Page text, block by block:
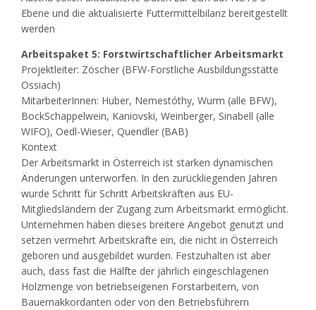
Ebene und die aktualisierte Futtermittelbilanz bereitgestellt
werden
Arbeitspaket 5: Forstwirtschaftlicher Arbeitsmarkt
Projektleiter: Zöscher (BFW-Forstliche Ausbildungsstätte
Ossiach)
MitarbeiterInnen: Huber, Nemestóthy, Wurm (alle BFW),
BockSchappelwein, Kaniovski, Weinberger, Sinabell (alle
WIFO), Oedl-Wieser, Quendler (BAB)
Kontext
Der Arbeitsmarkt in Österreich ist starken dynamischen
Änderungen unterworfen. In den zurückliegenden Jahren
wurde Schritt für Schritt Arbeitskräften aus EU-
Mitgliedsländern der Zugang zum Arbeitsmarkt ermöglicht.
Unternehmen haben dieses breitere Angebot genutzt und
setzen vermehrt Arbeitskräfte ein, die nicht in Österreich
geboren und ausgebildet wurden. Festzuhalten ist aber
auch, dass fast die Hälfte der jährlich eingeschlagenen
Holzmenge von betriebseigenen Forstarbeitern, von
Bauernakkordanten oder von den Betriebsführern